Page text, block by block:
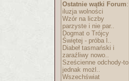
Ostatnie wątki Forum:
iluzja wolności
Wzór na liczby
parzyste i nie par..
Dogmat o Trójcy
Świętej - próba l..
Diabeł tasmański i
zaraźliwy nowo..
Sześcienne odchody-to
jednak możl..
Wszechświat